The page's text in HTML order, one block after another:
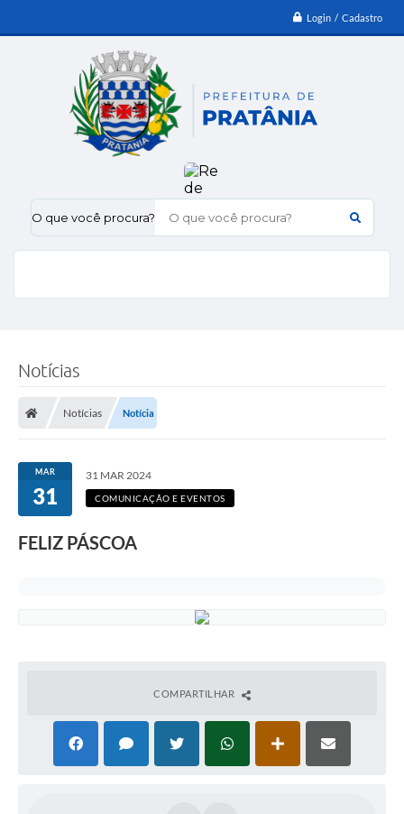
Login / Cadastro
O que você procura?
Notícias
Notícias Notícia
MAR
31
31 MAR 2024
COMUNICAÇÃO E EVENTOS
FELIZ PÁSCOA
COMPARTILHAR